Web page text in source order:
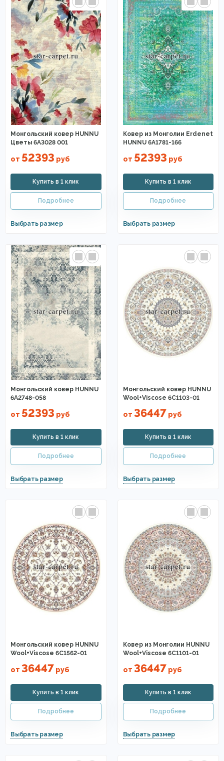
Монгольский ковер HUNNU
Цветы 6A3028 001
от 52393 руб
Ковер из Монголии Erdenet
HUNNU 6A1781-166
от 52393 руб
Монгольский ковер HUNNU
6A2748-058
от 52393 руб
Монгольский ковер HUNNU
Wool+Viscose 6C1103-01
от 36447 руб
Монгольский ковер HUNNU
Wool+Viscose 6C1562-01
от 36447 руб
Ковер из Монголии HUNNU
Wool+Viscose 6C1101-01
от 36447 руб